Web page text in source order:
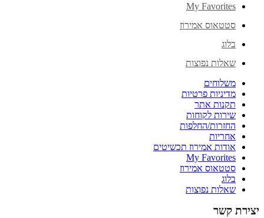
My Favorites
סטטאוס אמירוז
בלוג
שאלות נפוצות
משלוחים
מדיניות פרטיות
תקנות אתר
שירות לקוחות
החזרות/החלפות
אחריות
אודות אמירוז תכשיטים
My Favorites
סטטאוס אמירוז
בלוג
שאלות נפוצות
יצירת קשר